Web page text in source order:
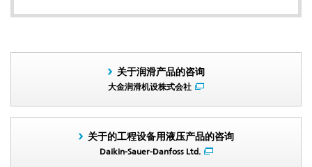
关于润滑产品的咨询
大金润滑机设株式会社
关于的工程设备用液压产品的咨询
Daikin-Sauer-Danfoss Ltd.